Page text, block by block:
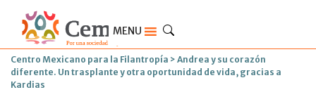
MENU
Centro Mexicano para la Filantropía > Andrea y su corazón
diferente. Un trasplante y otra oportunidad de vida, gracias a
Kardias